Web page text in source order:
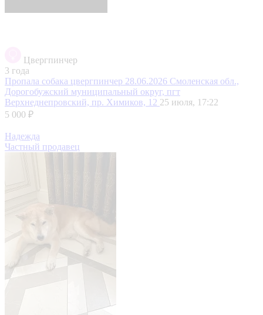
Цвергпинчер
3 года
Пропала собака цвергпинчер 28.06.2026 Смоленская обл.,
Дорогобужский муниципальный округ, пгт
Верхнеднепровский, пр. Химиков, 12 25 июля, 17:22
5 000 ₽
Надежда
Частный продавец